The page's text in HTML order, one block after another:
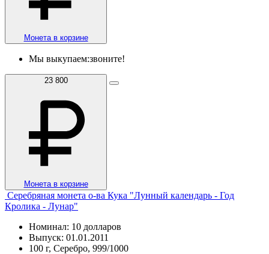
Монета в корзине
Мы выкупаем:звоните!
23 800
Монета в корзине
Серебряная монета о-ва Кука "Лунный календарь - Год
Кролика - Лунар"
Номинал: 10 долларов
Выпуск: 01.01.2011
100 г, Серебро, 999/1000